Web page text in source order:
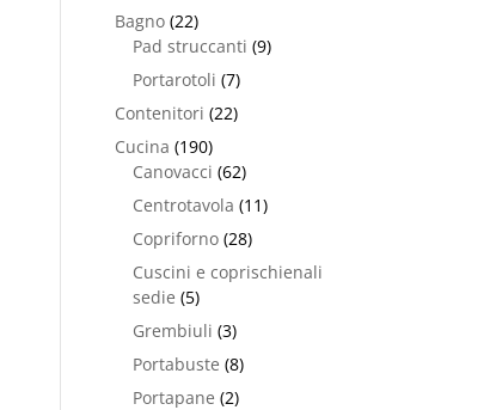
Bagno (22)
Pad struccanti (9)
Portarotoli (7)
Contenitori (22)
Cucina (190)
Canovacci (62)
Centrotavola (11)
Copriforno (28)
Cuscini e coprischienali
sedie (5)
Grembiuli (3)
Portabuste (8)
Portapane (2)